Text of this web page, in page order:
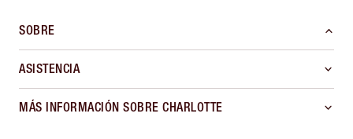
SOBRE
ASISTENCIA
MÁS INFORMACIÓN SOBRE CHARLOTTE